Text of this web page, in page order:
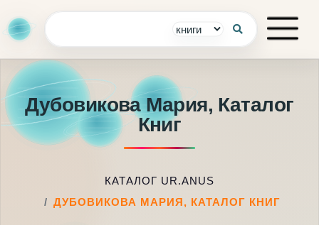
Дубовикова Мария, Каталог
Книг
КАТАЛОГ UR.ANUS
ДУБОВИКОВА МАРИЯ, КАТАЛОГ КНИГ